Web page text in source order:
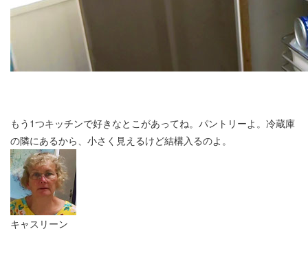
もう1つキッチンで好きなとこがあってね。パントリーよ。冷蔵庫
の隣にあるから、小さく見えるけど結構入るのよ。
キャスリーン